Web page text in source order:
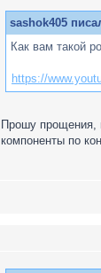
sashok405
Как вам такой
https://
Прошу прощения,
компоненты по